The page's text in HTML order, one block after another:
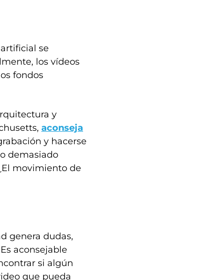
se
los vídeos
fondos
y
aconseja
y hacerse
demasiado
movimiento de
genera dudas,
aconsejable
si algún
que pueda